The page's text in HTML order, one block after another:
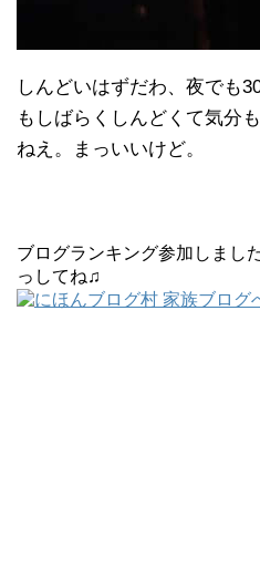
しんどいはずだわ、夜でも
もしばらくしんどくて気分
ねえ。まっいいけど。
ブログランキング参加しまし
っしてね♫